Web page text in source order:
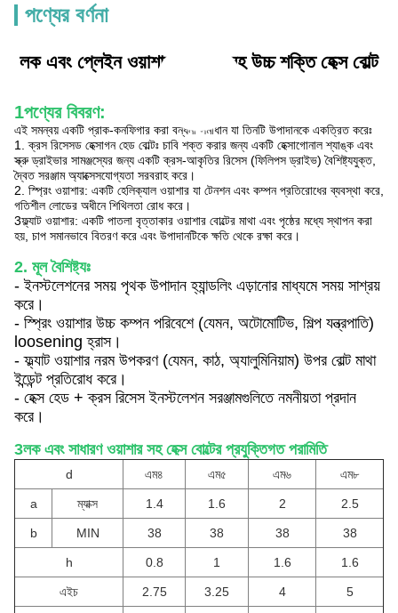
পণ্যের বর্ণনা
লক এবং প্লেইন ওয়াশার সমাবেশ সহ উচ্চ শক্তি হেক্স বোল্ট
1পণ্যের বিবরণ:
এই সমন্বয় একটি প্রাক-কনফিগার করা বন্ধনী সমাধান যা তিনটি উপাদানকে একত্রিত করেঃ
1. ক্রস রিসেসড হেক্সাগন হেড বোল্টঃ চাবি শক্ত করার জন্য একটি হেক্সাগোনাল শ্যাঙ্ক এবং
স্ক্রু ড্রাইভার সামঞ্জস্যের জন্য একটি ক্রস-আকৃতির রিসেস (ফিলিপস ড্রাইভ) বৈশিষ্ট্যযুক্ত,
দ্বৈত সরঞ্জাম অ্যাক্সেসযোগ্যতা সরবরাহ করে।
2. স্প্রিং ওয়াশার: একটি হেলিক্যাল ওয়াশার যা টেনশন এবং কম্পন প্রতিরোধের ব্যবস্থা করে,
গতিশীল লোডের অধীনে শিথিলতা রোধ করে।
3ফ্ল্যাট ওয়াশার: একটি পাতলা বৃত্তাকার ওয়াশার বোল্টের মাথা এবং পৃষ্ঠের মধ্যে স্থাপন করা
হয়, চাপ সমানভাবে বিতরণ করে এবং উপাদানটিকে ক্ষতি থেকে রক্ষা করে।
2. মূল বৈশিষ্ট্যঃ
- ইনস্টলেশনের সময় পৃথক উপাদান হ্যান্ডলিং এড়ানোর মাধ্যমে সময় সাশ্রয়
করে।
- স্প্রিং ওয়াশার উচ্চ কম্পন পরিবেশে (যেমন, অটোমোটিভ, শিল্প যন্ত্রপাতি)
loosening হ্রাস।
- ফ্ল্যাট ওয়াশার নরম উপকরণ (যেমন, কাঠ, অ্যালুমিনিয়াম) উপর বোল্ট মাথা
ইন্ডেন্ট প্রতিরোধ করে।
- হেক্স হেড + ক্রস রিসেস ইনস্টলেশন সরঞ্জামগুলিতে নমনীয়তা প্রদান
করে।
3লক এবং সাধারণ ওয়াশার সহ হেক্স বোল্টের প্রযুক্তিগত পরামিতি
d এম৪ এম৫ এম৬ এম৮
a ম্যাক্স 1.4 1.6 2 2.5
b MIN 38 38 38 38
h 0.8 1 1.6 1.6
এইচ 2.75 3.25 4 5